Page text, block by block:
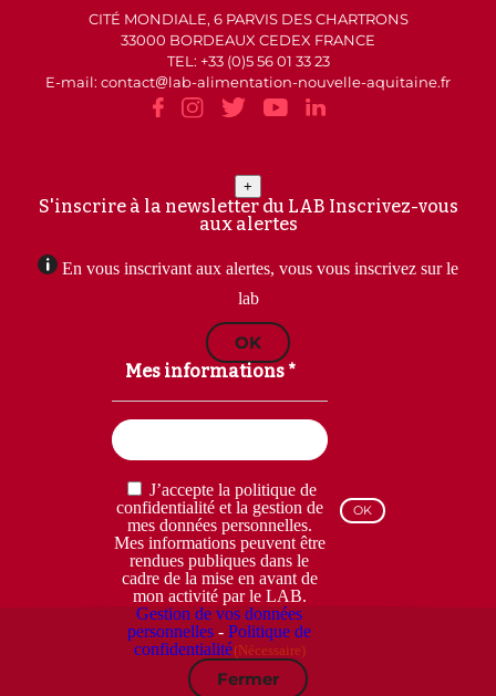
CITÉ MONDIALE, 6 PARVIS DES CHARTRONS
33000 BORDEAUX CEDEX FRANCE
TEL: +33 (0)5 56 01 33 23
E-mail: contact
lab-alimentation-nouvelle-aquitaine.fr
+
S'inscrire à la newsletter du LAB Inscrivez-vous
aux alertes
En vous inscrivant aux alertes, vous vous inscrivez sur le
lab
OK
Mes informations *
RGPD
(Nécessaire)
J’accepte la politique de
confidentialité et la gestion de
mes données personnelles.
Mes informations peuvent être
rendues publiques dans le
cadre de la mise en avant de
mon activité par le LAB.
Gestion de vos données
personnelles -Politique de
confidentialité(Nécessaire)
Fermer